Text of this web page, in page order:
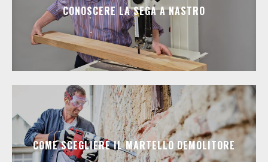
CONOSCERE LA SEGA A NASTRO
COME SCEGLIERE IL MARTELLO DEMOLITORE